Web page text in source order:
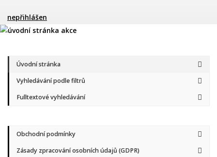
nepřihlášen
Úvodní stránka
Vyhledávání podle filtrů
Fulltextové vyhledávání
Obchodní podmínky
Zásady zpracování osobních údajů (GDPR)